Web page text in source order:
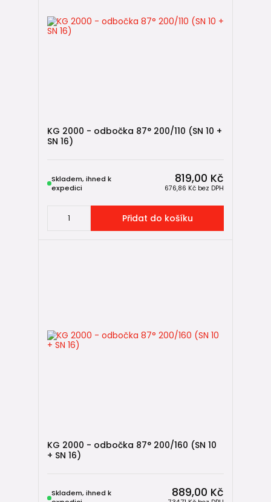
KG 2000 - odbočka 87° 200/110 (SN 10 +
SN 16)
819,00 Kč
676,86 Kč bez DPH
Skladem, ihned k
expedici
Přidat do košíku
KG 2000 - odbočka 87° 200/160 (SN 10
+ SN 16)
889,00 Kč
Skladem, ihned k